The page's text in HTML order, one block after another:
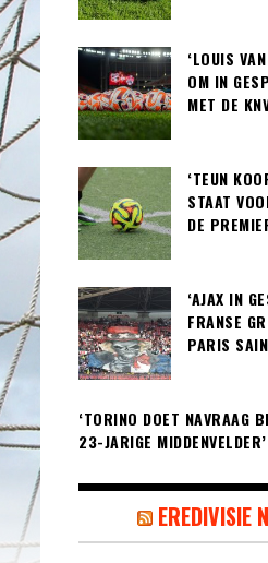
‘LOUIS
OM IN
MET DE
‘TEUN
STAAT
DE
‘AJAX IN
FRANSE
PARIS
‘TORINO DOET NAVRAAG
23-JARIGE MIDDENVELDER’
EREDIVISIE